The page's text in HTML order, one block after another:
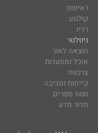
ראיונות
קולנוע
רדיו
ניוזלטר
הוצאה לאור
אוכל ומסעדות
צרכנות
קיימות וסביבה
חנות ספרים
מדור מדע